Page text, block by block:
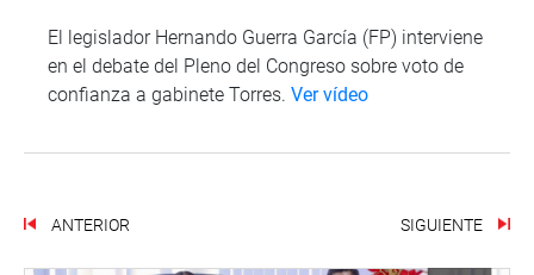
El legislador Hernando Guerra García (FP) interviene
en el debate del Pleno del Congreso sobre voto de
confianza a gabinete Torres. Ver vídeo
ANTERIOR SIGUIENTE